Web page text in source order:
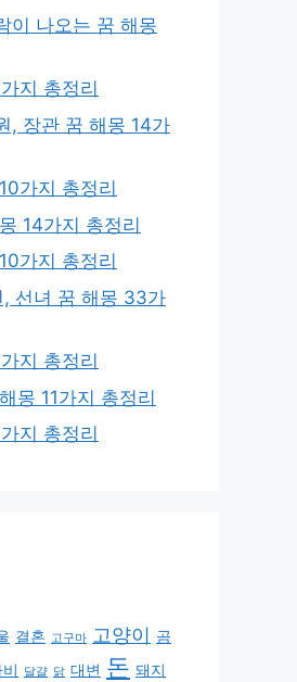
이 나오는 꿈 해몽
지 총정리
, 장관 꿈 해몽 14가
가지 총정리
14가지 총정리
가지 총정리
선녀 꿈 해몽 33가
지 총정리
몽 11가지 총정리
지 총정리
결혼 고구마 고양이 곰
달걀 닭 대변 돈 돼지